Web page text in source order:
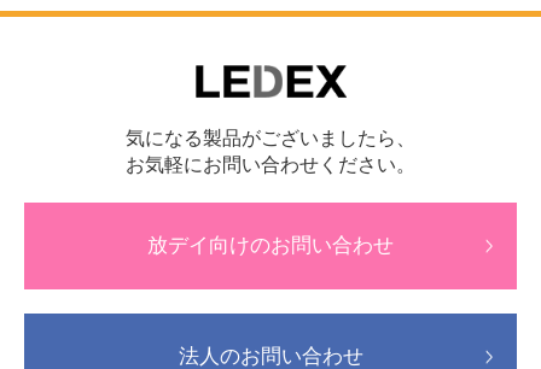
気になる製品がございましたら、
お気軽にお問い合わせください。
放デイ向けのお問い合わせ
法人のお問い合わせ